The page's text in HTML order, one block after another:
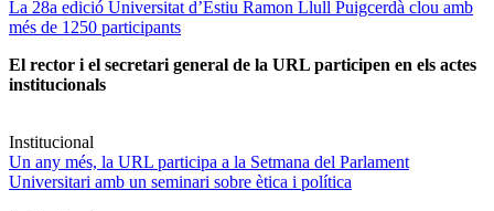
La 28a edició Universitat d’Estiu Ramon Llull Puigcerdà clou amb
més de 1250 participants
El rector i el secretari general de la URL participen en els actes
institucionals
Institucional
Un any més, la URL participa a la Setmana del Parlament
Universitari amb un seminari sobre ètica i política